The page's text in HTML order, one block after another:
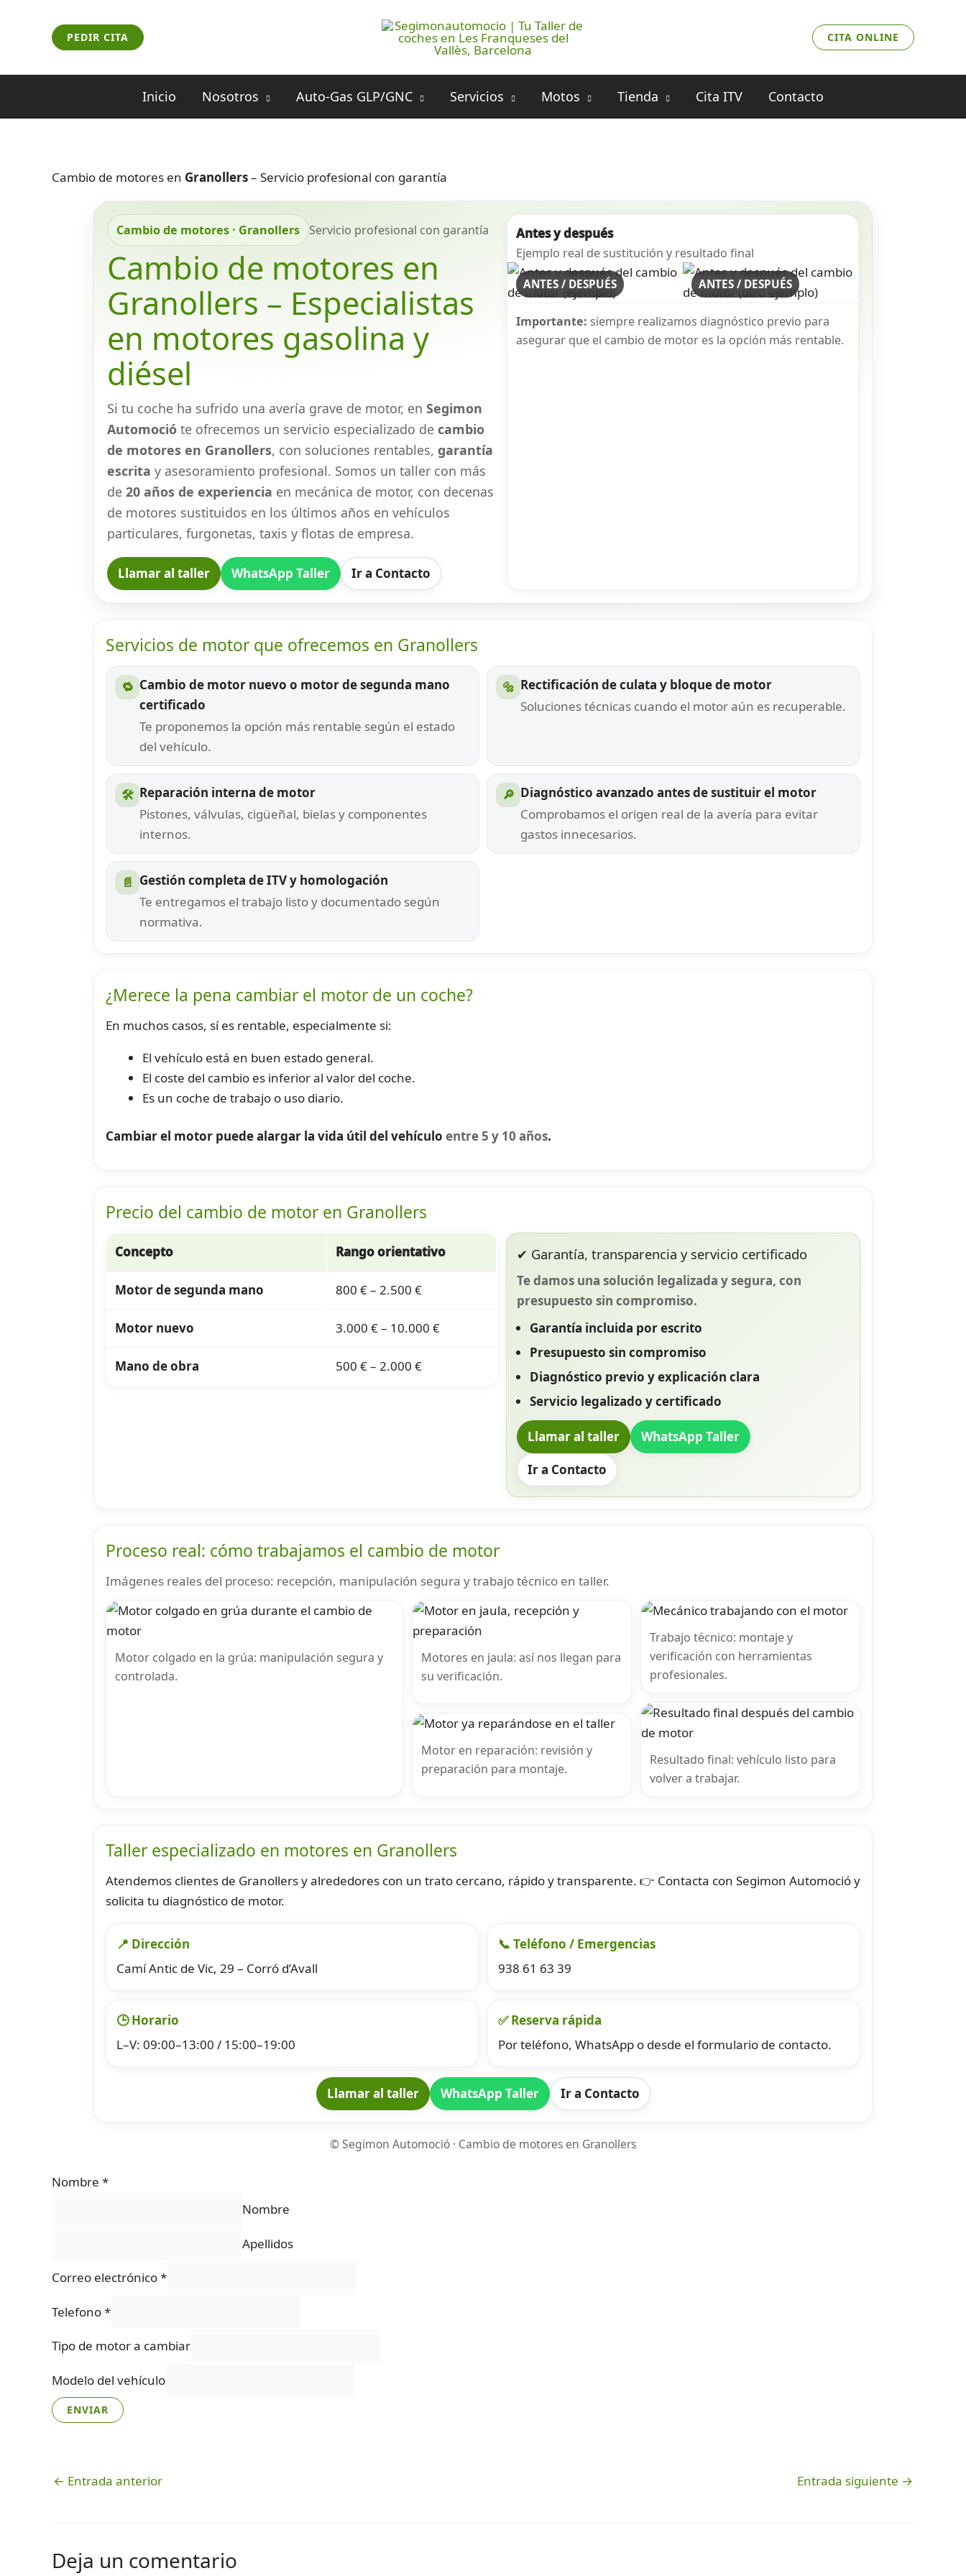
contenido
PEDIR CITA CITA ONLINE
Inicio Nosotros Auto-Gas GLP/GNC Servicios Motos Tienda Cita ITV Contacto
Cambio de motores en Granollers– Servicio profesional con garantía
Cambio de motores · Granollers Servicio profesional con garantía
Cambio de motores en
Granollers – Especialistas
en motores gasolina y
diésel
Si tu coche ha sufrido una avería grave de motor, en Segimon
Automoció te ofrecemos un servicio especializado de cambio
de motores en Granollers, con soluciones rentables, garantía
escrita y asesoramiento profesional. Somos un taller con más
de 20 años de experiencia en mecánica de motor, con decenas
de motores sustituidos en los últimos años en vehículos
particulares, furgonetas, taxis y flotas de empresa.
Llamar al taller WhatsApp Taller Ir a Contacto
Antes y después
Ejemplo real de sustitución y resultado final
ANTES / DESPUÉS ANTES / DESPUÉS
Importante: siempre realizamos diagnóstico previo para
asegurar que el cambio de motor es la opción más rentable.
Servicios de motor que ofrecemos en Granollers
🔁 Cambio de motor nuevo o motor de segunda mano
certificado
Te proponemos la opción más rentable según el estado
del vehículo.
🔩 Rectificación de culata y bloque de motor
Soluciones técnicas cuando el motor aún es recuperable.
🛠 Reparación interna de motor
Pistones, válvulas, cigüeñal, bielas y componentes
internos.
🔎 Diagnóstico avanzado antes de sustituir el motor
Comprobamos el origen real de la avería para evitar
gastos innecesarios.
📄 Gestión completa de ITV y homologación
Te entregamos el trabajo listo y documentado según
normativa.
¿Merece la pena cambiar el motor de un coche?
En muchos casos, sí es rentable, especialmente si:
El vehículo está en buen estado general.
El coste del cambio es inferior al valor del coche.
Es un coche de trabajo o uso diario.
Cambiar el motor puede alargar la vida útil del vehículo entre 5 y 10 años.
Precio del cambio de motor en Granollers
Concepto Rango orientativo
Motor de segunda mano 800 € – 2.500 €
Motor nuevo 3.000 € – 10.000 €
Mano de obra 500 € – 2.000 €
✔ Garantía, transparencia y servicio certificado
Te damos una solución legalizada y segura, con
presupuesto sin compromiso.
Garantía incluida por escrito
Presupuesto sin compromiso
Diagnóstico previo y explicación clara
Servicio legalizado y certificado
Llamar al taller
WhatsApp Taller
Ir a Contacto
Proceso real: cómo trabajamos el cambio de motor
Imágenes reales del proceso: recepción, manipulación segura y trabajo técnico en taller.
Motor colgado en la grúa: manipulación segura y
controlada.
Motores en jaula: así nos llegan para
su verificación.
Motor en reparación: revisión y
preparación para montaje.
Trabajo técnico: montaje y
verificación con herramientas
profesionales.
Resultado final: vehículo listo para
volver a trabajar.
Taller especializado en motores en Granollers
Atendemos clientes de Granollers y alrededores con un trato cercano, rápido y transparente. 👉 Contacta con Segimon Automoció y
solicita tu diagnóstico de motor.
📍 Dirección
Camí Antic de Vic, 29 – Corró d’Avall
📞 Teléfono / Emergencias
938 61 63 39
🕒 Horario
L–V: 09:00–13:00 / 15:00–19:00
✅ Reserva rápida
Por teléfono, WhatsApp o desde el formulario de contacto.
Llamar al taller WhatsApp Taller Ir a Contacto
© Segimon Automoció · Cambio de motores en Granollers
Nombre *
Nombre
Apellidos
Correo electrónico*
Telefono*
Tipo de motor a cambiar
Modelo del vehículo
ENVIAR
← Entrada anterior Entrada siguiente →
Deja un comentario